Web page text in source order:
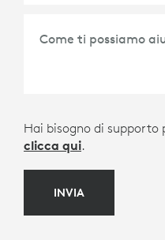
Come ti possiamo
Hai bisogno di supporto
clicca qui.
INVIA